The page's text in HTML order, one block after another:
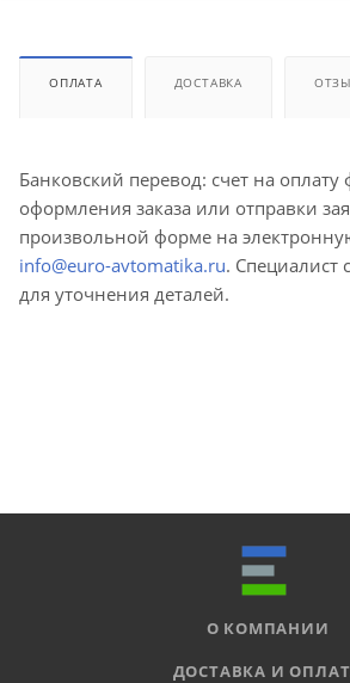
ОПЛАТА ДОСТАВКА
Банковский перевод: счет на оплату
оформления заказа или отправки
произвольной форме на
info@euro-avtomatika.ru. Специалист
для уточнения деталей.
О КОМПАНИИ
ДОСТАВКА И